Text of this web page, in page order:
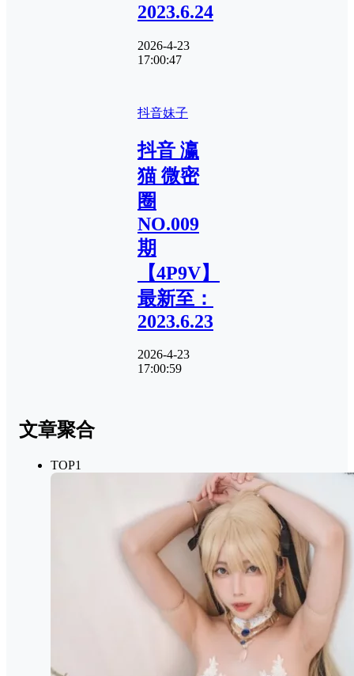
2023.6.24
2026-4-23
17:00:47
抖音妹子
抖音 瀛
猫 微密
圈
NO.009
期
【4P9V】
最新至：
2023.6.23
2026-4-23
17:00:59
文章聚合
TOP1